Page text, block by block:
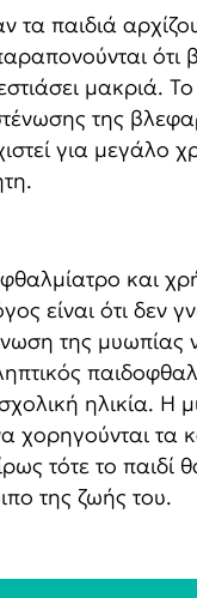
τα παιδιά
μακριά.
της
για μεγάλο
και
είναι ότι δεν
της μυωπίας
ηλικία. Η
χορηγούνται τα
τότε το παιδί
της ζωής του.